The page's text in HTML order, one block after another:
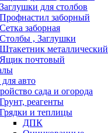
Заглушки для столбов
Профнастил заборный
Сетка заборная
Столбы , Заглушки
Штакетник металлический
Ящик почтовый
авто
сада и огорода
Грунт, реагенты
Грядки и теплицы
ДПК